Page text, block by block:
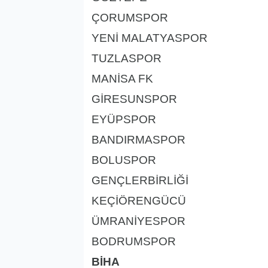
ÇORUMSPOR
YENİ MALATYASPOR
TUZLASPOR
MANİSA FK
GİRESUNSPOR
EYÜPSPOR
BANDIRMASPOR
BOLUSPOR
GENÇLERBİRLİĞİ
KEÇİÖRENGÜCÜ
ÜMRANİYESPOR
BODRUMSPOR
BİHA